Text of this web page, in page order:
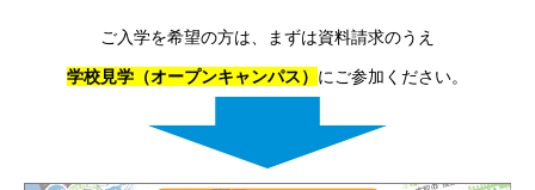
ご入学を希望の方は、まずは資料請求のうえ
学校見学（オープンキャンパス） にご参加ください。